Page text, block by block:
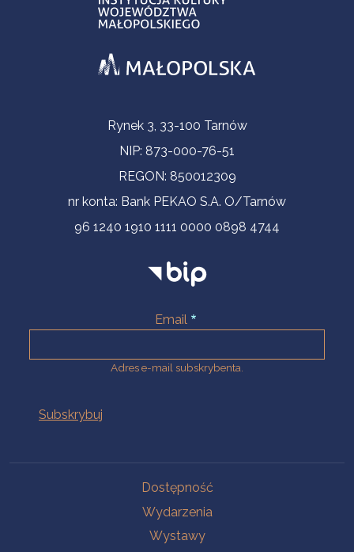
Informacje kontaktoweRynek 3, 33-100 Tarnów
NIP: 873-000-76-51
REGON: 850012309
nr konta: Bank PEKAO S.A. O/Tarnów
96 1240 1910 1111 0000 0898 4744
Email
Adres e-mail subskrybenta.
Dostępność
Wydarzenia
Wystawy